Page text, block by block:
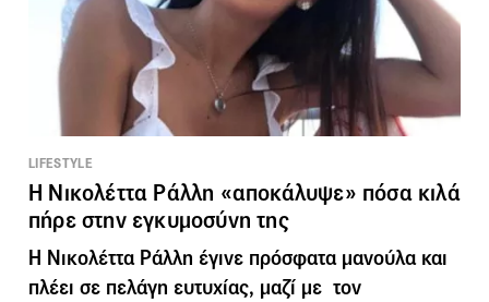
LIFESTYLE
Η Νικολέττα Ράλλη «αποκάλυψε» πόσα κιλά
πήρε στην εγκυμοσύνη της
H Νικολέττα Ράλλη έγινε πρόσφατα μανούλα και
πλέει σε πελάγη ευτυχίας, μαζί με τον